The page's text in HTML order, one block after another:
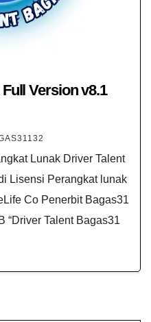
Version v8.1
Lunak Driver Talent
Lisensi Perangkat lunak
Co Penerbit Bagas31
“Driver Talent Bagas31​